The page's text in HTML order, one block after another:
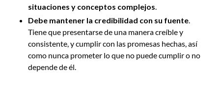
situaciones y conceptos complejos.
Debe mantener la credibilidad con su fuente.
Tiene que presentarse de una manera creíble y
consistente, y cumplir con las promesas hechas, así
como nunca prometer lo que no puede cumplir o no
depende de él.